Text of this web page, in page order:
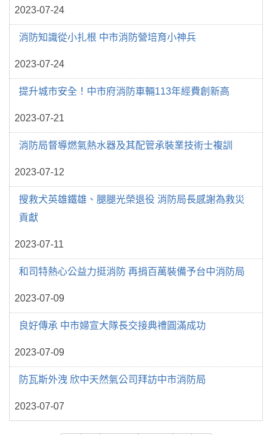
2023-07-24
消防知識從小扎根 中市消防營培育小神兵
2023-07-24
提升城市安全！中市府消防車輛113年經費創新高
2023-07-21
消防局督導燃氣熱水器及其配管承裝業技術士複訓
2023-07-12
搜救犬英雄鐵雄、腿腿光榮退役 消防局長感謝為救災
貢獻
2023-07-11
和司特熱心公益力挺消防 再捐百萬裝備予台中消防局
2023-07-09
良好傳承 中市婦宣大隊長交接典禮圓滿成功
2023-07-09
防瓦斯外洩 欣中天然氣公司拜訪中市消防局
2023-07-07